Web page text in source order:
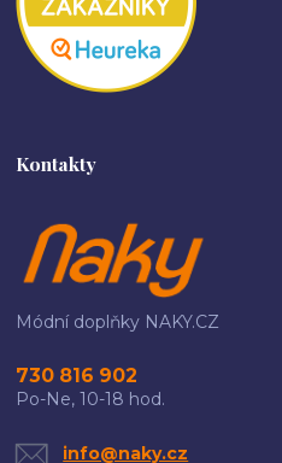
Kontakty
Módní doplňky NAKY.CZ
730 816 902
Po-Ne, 10-18 hod.
info@naky.cz